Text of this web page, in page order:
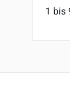
1 bis